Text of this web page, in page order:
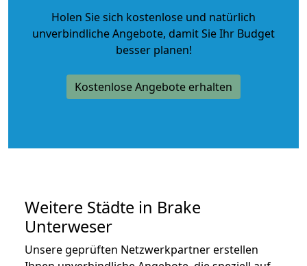
Holen Sie sich kostenlose und natürlich
unverbindliche Angebote, damit Sie Ihr Budget
besser planen!
Kostenlose Angebote erhalten
Weitere Städte in Brake
Unterweser
Unsere geprüften Netzwerkpartner erstellen